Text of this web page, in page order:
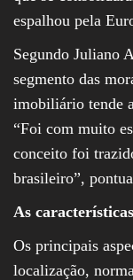
espalhou pela
Segundo Juliano
segmento das
imobiliário tende
“Foi com muito
conceito foi
brasileiro”,
As
Os principais
localização,